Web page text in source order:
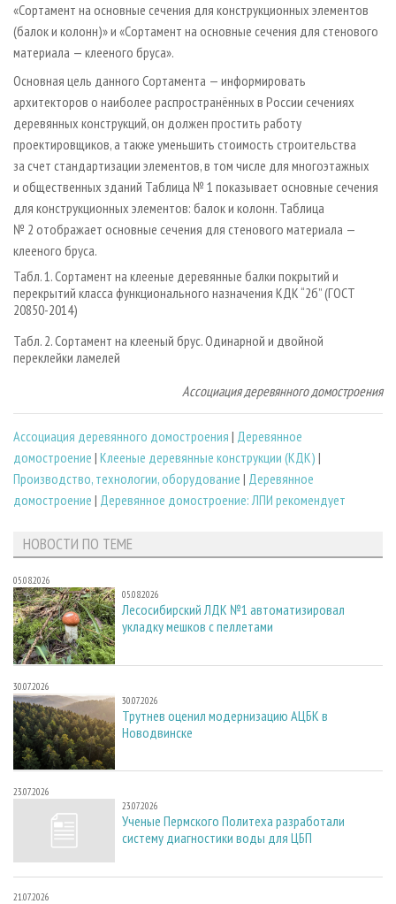
«Сортамент на основные сечения для конструкционных элементов
(балок и колонн)» и «Сортамент на основные сечения для стенового
материала — клееного бруса».
Основная цель данного Сортамента — информировать
архитекторов о наиболее распространённых в России сечениях
деревянных конструкций, он должен простить работу
проектировщиков, а также уменьшить стоимость строительства
за счет стандартизации элементов, в том числе для многоэтажных
и общественных зданий Таблица № 1 показывает основные сечения
для конструкционных элементов: балок и колонн. Таблица
№ 2 отображает основные сечения для стенового материала —
клееного бруса.
Табл. 1. Сортамент на клееные деревянные балки покрытий и
перекрытий класса функционального назначения КДК “2б” (ГОСТ
20850-2014)
Табл. 2. Сортамент на клееный брус. Одинарной и двойной
переклейки ламелей
Ассоциация деревянного домостроения
Ассоциация деревянного домостроения | Деревянное
домостроение | Клееные деревянные конструкции (КДК) |
Производство, технологии, оборудование | Деревянное
домостроение | Деревянное домостроение: ЛПИ рекомендует
НОВОСТИ ПО ТЕМЕ
05.08.2026
05.08.2026
Лесосибирский ЛДК №1 автоматизировал
укладку мешков с пеллетами
30.07.2026
30.07.2026
Трутнев оценил модернизацию АЦБК в
Новодвинске
23.07.2026
23.07.2026
Ученые Пермского Политеха разработали
систему диагностики воды для ЦБП
21.07.2026